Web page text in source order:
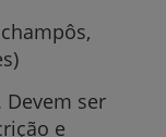
Devem ser
e